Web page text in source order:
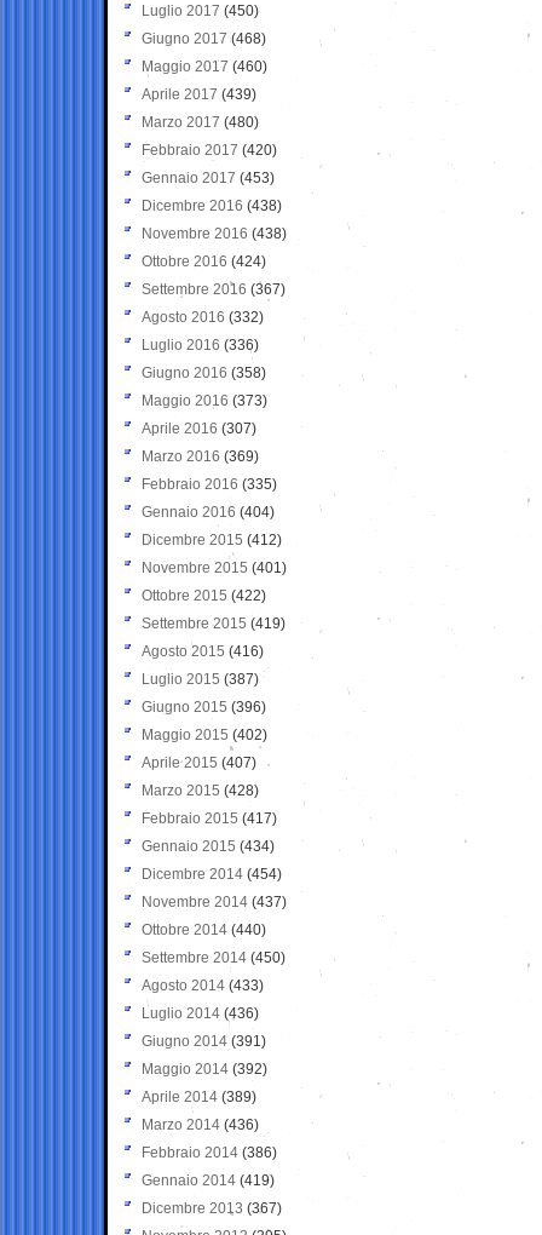
Luglio 2017 (450)
Giugno 2017 (468)
Maggio 2017 (460)
Aprile 2017 (439)
Marzo 2017 (480)
Febbraio 2017 (420)
Gennaio 2017 (453)
Dicembre 2016 (438)
Novembre 2016 (438)
Ottobre 2016 (424)
Settembre 2016 (367)
Agosto 2016 (332)
Luglio 2016 (336)
Giugno 2016 (358)
Maggio 2016 (373)
Aprile 2016 (307)
Marzo 2016 (369)
Febbraio 2016 (335)
Gennaio 2016 (404)
Dicembre 2015 (412)
Novembre 2015 (401)
Ottobre 2015 (422)
Settembre 2015 (419)
Agosto 2015 (416)
Luglio 2015 (387)
Giugno 2015 (396)
Maggio 2015 (402)
Aprile 2015 (407)
Marzo 2015 (428)
Febbraio 2015 (417)
Gennaio 2015 (434)
Dicembre 2014 (454)
Novembre 2014 (437)
Ottobre 2014 (440)
Settembre 2014 (450)
Agosto 2014 (433)
Luglio 2014 (436)
Giugno 2014 (391)
Maggio 2014 (392)
Aprile 2014 (389)
Marzo 2014 (436)
Febbraio 2014 (386)
Gennaio 2014 (419)
Dicembre 2013 (367)